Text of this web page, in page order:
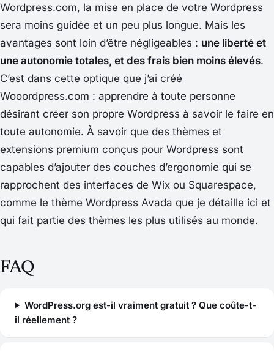
Wordpress.com, la mise en place de votre Wordpress
sera moins guidée et un peu plus longue. Mais les
avantages sont loin d’être négligeables : une liberté et
une autonomie totales, et des frais bien moins élevés.
C’est dans cette optique que j’ai créé
Wooordpress.com : apprendre à toute personne
désirant créer son propre Wordpress à savoir le faire en
toute autonomie. À savoir que des thèmes et
extensions premium conçus pour Wordpress sont
capables d’ajouter des couches d’ergonomie qui se
rapprochent des interfaces de Wix ou Squarespace,
comme le thème Wordpress Avada que je détaille ici et
qui fait partie des thèmes les plus utilisés au monde.
FAQ
WordPress.org est-il vraiment gratuit ? Que coûte-t-
il réellement ?